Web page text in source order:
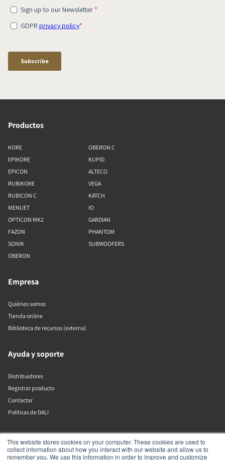
This website stores cookies on your computer. These cookies are used to
collect information about how you interact with our website and allow us to
remember you. We use this information in order to improve and customize
Productos
KORE
EPIKORE
EPICON
RUBIKORE
RUBICON C
MENUET
OPTICON MK2
FAZON
SONIK
OBERON
OBERON C
KUPID
ALTECO
VEGA
KATCH
IO
GARDIAN
PHANTOM
SUBWOOFERS
Empresa
Quiénes somos
Tienda online
Biblioteca de recursos (externa)
Ayuda y soporte
Distribuidores
Registrar producto
Contactar
Políticas de DALI
DALI A/S